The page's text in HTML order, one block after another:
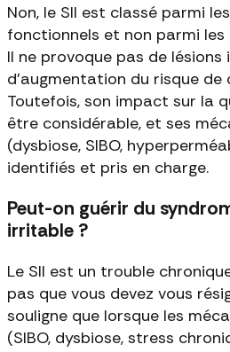
Non, le SII est classé parmi
fonctionnels et non parmi les
Il ne provoque pas de lésions
d'augmentation du risque de
Toutefois, son impact sur la
être considérable, et ses
(dysbiose, SIBO,
identifiés et pris en charge.
Peut-on guérir du
irritable ?
Le SII est un trouble
pas que vous devez vous
souligne que lorsque les
(SIBO, dysbiose, stress